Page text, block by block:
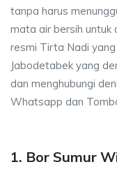
tanpa harus
mata air bersih untuk
resmi Tirta Nadi
Jabodetabek yang
dan menghubungi
Whatsapp dan
1. Bor Sumur